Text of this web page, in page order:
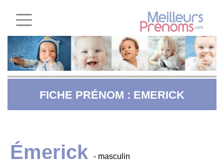
FICHE PRÉNOM : EMERICK
Émerick - masculin